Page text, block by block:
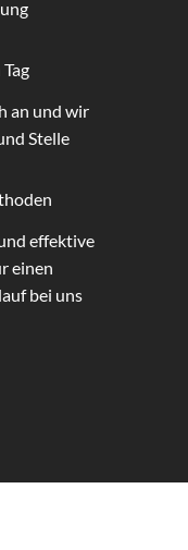
an und wir
Stelle
effektive
einen
bei uns